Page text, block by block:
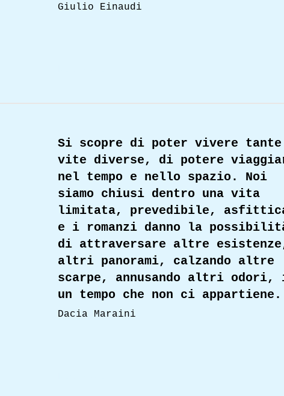
Giulio Einaudi
Si scopre di poter vivere tante
vite diverse, di potere
nel tempo e nello spazio. Noi
siamo chiusi dentro una vita
limitata, prevedibile,
e i romanzi danno la
di attraversare altre
altri panorami, calzando altre
scarpe, annusando altri odori,
un tempo che non ci appartiene.
Dacia Maraini